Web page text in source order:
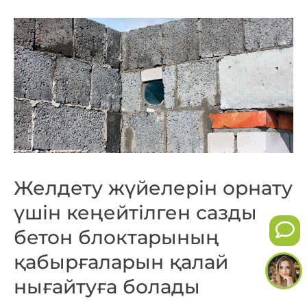
Желдету жүйелерін орнату
үшін кеңейтілген сазды
бетон блоктарының
қабырғаларын қалай
нығайтуға болады